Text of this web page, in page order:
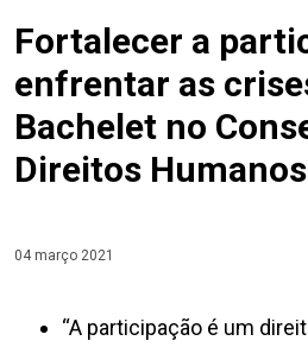
Fortalecer a
enfrentar as
Bachelet no
Direitos Humanos
04 março 2021
“A participação é um